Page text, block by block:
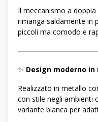
Il meccanismo a
rimanga saldamente in
piccoli ma comodo e
✨ Design moderno
Realizzato in metallo
con stile negli ambienti
variante bianca per